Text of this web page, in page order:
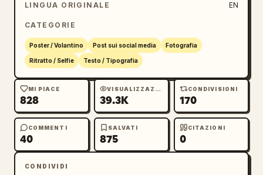
LINGUA ORIGINALE EN
CATEGORIE
Poster / Volantino Post sui social media Fotografia
Ritratto / Selfie Testo / Tipografia
MI PIACE
828
VISUALIZZAZIONI
39.3K
CONDIVISIONI
170
COMMENTI
40
SALVATI
875
CITAZIONI
0
CONDIVIDI